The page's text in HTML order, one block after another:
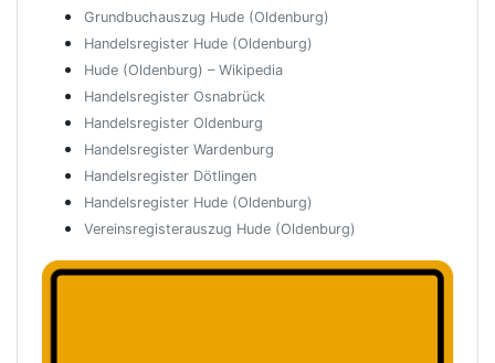
Grundbuchauszug Hude (Oldenburg)
Handelsregister Hude (Oldenburg)
Hude (Oldenburg) – Wikipedia
Handelsregister Osnabrück
Handelsregister Oldenburg
Handelsregister Wardenburg
Handelsregister Dötlingen
Handelsregister Hude (Oldenburg)
Vereinsregisterauszug Hude (Oldenburg)